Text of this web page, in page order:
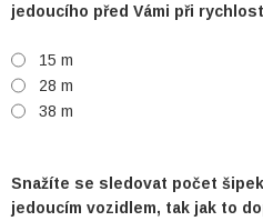
jedoucího před Vámi při
15 m
28 m
38 m
Snažíte se sledovat počet
jedoucím vozidlem, tak jak to